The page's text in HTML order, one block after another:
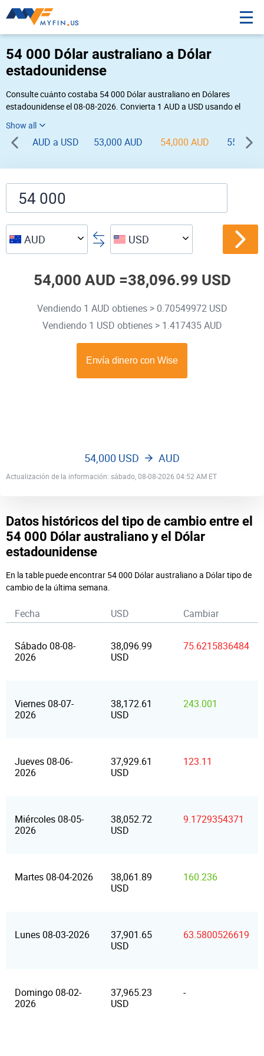
54 000 Dólar australiano a Dólar
estadounidense
Consulte cuánto costaba 54 000 Dólar australiano en Dólares
estadounidense el 08-08-2026. Convierta 1 AUD a USD usando el
inversa, vaya a «
AUD a USD 53,000 AUD 54,000 AUD 55,000
AUD USD
54,000 AUD =38,096.99 USD
Vendiendo 1 AUD obtienes > 0.70549972 USD
Vendiendo 1 USD obtienes > 1.417435 AUD
Actualización de la información: sábado, 08-08-2026 04:52 AM ET
54,000 USD AUD
Datos históricos del tipo de cambio entre el
54 000 Dólar australiano y el Dólar
estadounidense
En la table puede encontrar 54 000 Dólar australiano a Dólar tipo de
cambio de la última semana.
Fecha USD Cambiar
Sábado 08-08-
2026
38,096.99
USD
75.6215836484
Viernes 08-07-
2026
38,172.61
USD
243.001
Jueves 08-06-
2026
37,929.61
USD
123.11
Miércoles 08-05-
2026
38,052.72
USD
9.1729354371
Martes 08-04-2026
38,061.89
USD
160.236
Lunes 08-03-2026
37,901.65
USD
63.5800526619
Domingo 08-02-
2026
37,965.23
USD
-